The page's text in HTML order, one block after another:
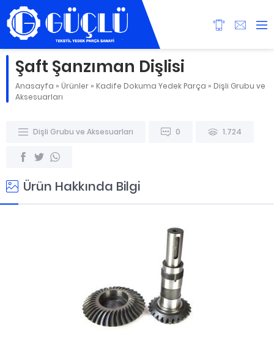
Şaft Şanzıman Dişlisi
Anasayfa » Ürünler » Kadife Dokuma Yedek Parça » Dişli Grubu ve
Aksesuarları
Dişli Grubu ve Aksesuarları 0 1.724
Ürün Hakkında Bilgi